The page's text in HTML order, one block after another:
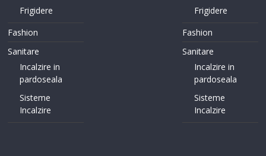
Frigidere
Fashion
Sanitare
Incalzire in
pardoseala
Sisteme
Incalzire
Frigidere
Fashion
Sanitare
Incalzire in
pardoseala
Sisteme
Incalzire